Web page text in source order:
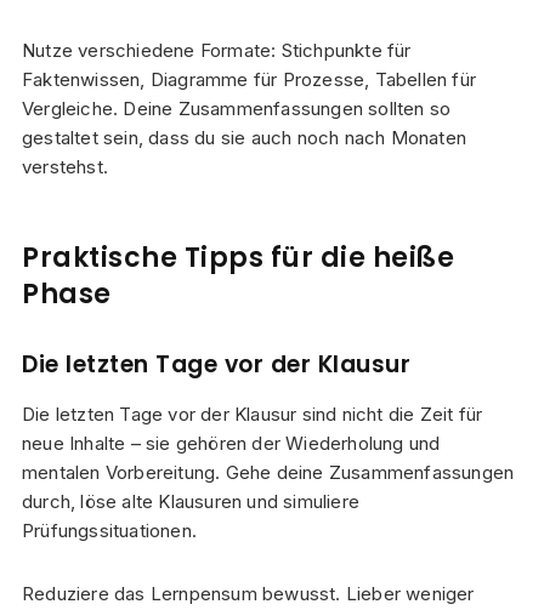
Nutze verschiedene Formate: Stichpunkte für
Faktenwissen, Diagramme für Prozesse, Tabellen für
Vergleiche. Deine Zusammenfassungen sollten so
gestaltet sein, dass du sie auch noch nach Monaten
verstehst.
Praktische Tipps für die heiße
Phase
Die letzten Tage vor der Klausur
Die letzten Tage vor der Klausur sind nicht die Zeit für
neue Inhalte – sie gehören der Wiederholung und
mentalen Vorbereitung. Gehe deine Zusammenfassungen
durch, löse alte Klausuren und simuliere
Prüfungssituationen.
Reduziere das Lernpensum bewusst. Lieber weniger